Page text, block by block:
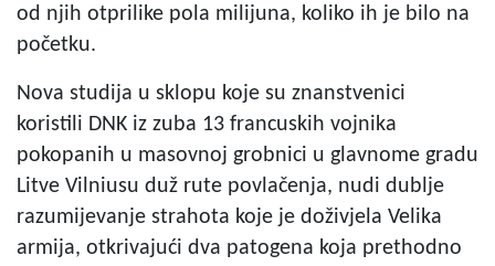
od njih otprilike pola milijuna, koliko ih je bilo na
početku.
Nova studija u sklopu koje su znanstvenici
koristili DNK iz zuba 13 francuskih vojnika
pokopanih u masovnoj grobnici u glavnome gradu
Litve Vilniusu duž rute povlačenja, nudi dublje
razumijevanje strahota koje je doživjela Velika
armija, otkrivajući dva patogena koja prethodno